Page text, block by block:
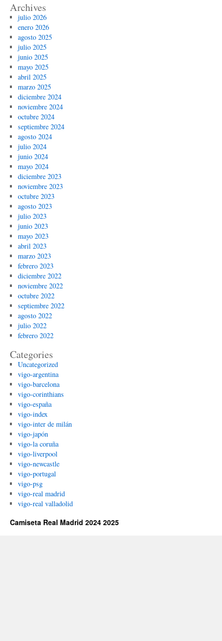
Archives
julio 2026
enero 2026
agosto 2025
julio 2025
junio 2025
mayo 2025
abril 2025
marzo 2025
diciembre 2024
noviembre 2024
octubre 2024
septiembre 2024
agosto 2024
julio 2024
junio 2024
mayo 2024
diciembre 2023
noviembre 2023
octubre 2023
agosto 2023
julio 2023
junio 2023
mayo 2023
abril 2023
marzo 2023
febrero 2023
diciembre 2022
noviembre 2022
octubre 2022
septiembre 2022
agosto 2022
julio 2022
febrero 2022
Categories
Uncategorized
vigo-argentina
vigo-barcelona
vigo-corinthians
vigo-españa
vigo-index
vigo-inter de milán
vigo-japón
vigo-la coruña
vigo-liverpool
vigo-newcastle
vigo-portugal
vigo-psg
vigo-real madrid
vigo-real valladolid
Camiseta Real Madrid 2024 2025